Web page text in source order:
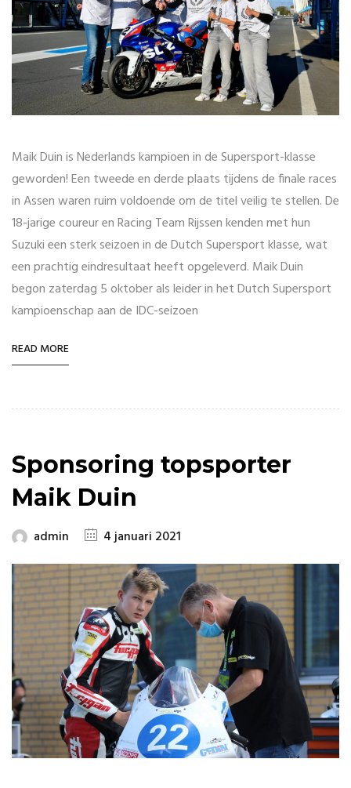
Maik Duin is Nederlands kampioen in de Supersport-klasse
geworden! Een tweede en derde plaats tijdens de finale races
in Assen waren ruim voldoende om de titel veilig te stellen. De
18-jarige coureur en Racing Team Rijssen kenden met hun
Suzuki een sterk seizoen in de Dutch Supersport klasse, wat
een prachtig eindresultaat heeft opgeleverd. Maik Duin
begon zaterdag 5 oktober als leider in het Dutch Supersport
kampioenschap aan de IDC-seizoen
READ MORE
Sponsoring topsporter
Maik Duin
admin 4 januari 2021